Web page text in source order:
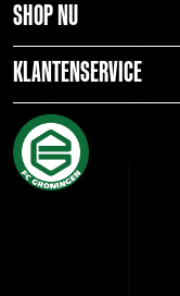
SHOP NU
KLANTENSERVICE